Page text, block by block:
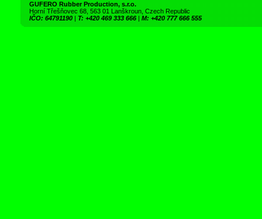
GUFERO Rubber Production, s.r.o.
Horní Třešňovec 68, 563 01 Lanškroun, Czech Republic
IČO: 64791190 | T: +420 469 333 666 | M: +420 777 666 555